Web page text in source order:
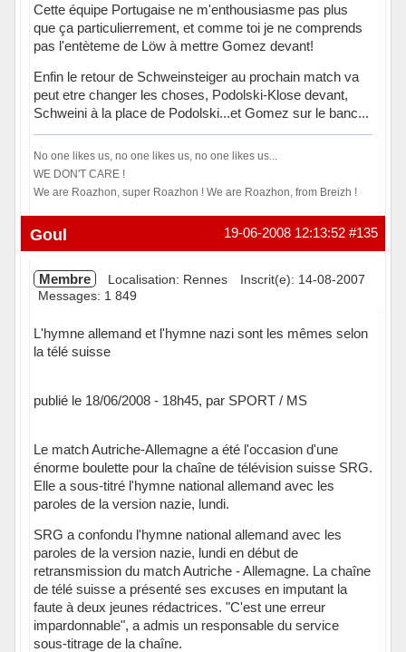
Cette équipe Portugaise ne m'enthousiasme pas plus
que ça particulierrement, et comme toi je ne comprends
pas l'entèteme de Löw à mettre Gomez devant!
Enfin le retour de Schweinsteiger au prochain match va
peut etre changer les choses, Podolski-Klose devant,
Schweini à la place de Podolski...et Gomez sur le banc...
No one likes us, no one likes us, no one likes us...
WE DON'T CARE !
We are Roazhon, super Roazhon ! We are Roazhon, from Breizh !
Hors ligne #135
19-06-2008 12:13:52
Goul
Membre Localisation: Rennes
Inscrit(e): 14-08-2007
Messages: 1 849
L'hymne allemand et l'hymne nazi sont les mêmes selon
la télé suisse
publié le 18/06/2008 - 18h45, par SPORT / MS
Le match Autriche-Allemagne a été l'occasion d'une
énorme boulette pour la chaîne de télévision suisse SRG.
Elle a sous-titré l'hymne national allemand avec les
paroles de la version nazie, lundi.
SRG a confondu l'hymne national allemand avec les
paroles de la version nazie, lundi en début de
retransmission du match Autriche - Allemagne. La chaîne
de télé suisse a présenté ses excuses en imputant la
faute à deux jeunes rédactrices. "C'est une erreur
impardonnable", a admis un responsable du service
sous-titrage de la chaîne.